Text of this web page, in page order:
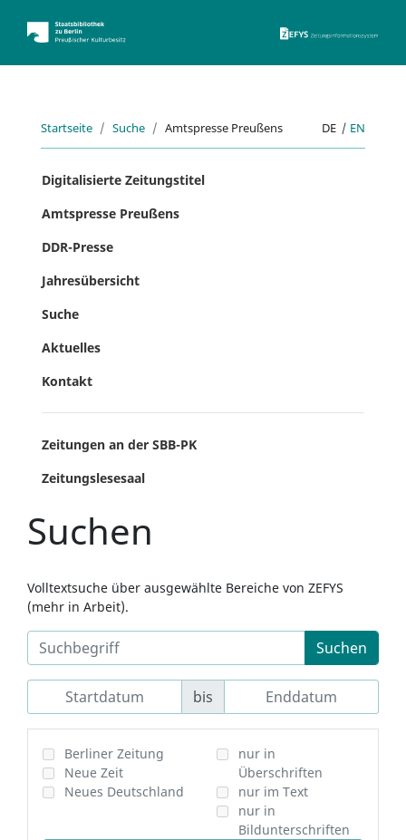
Startseite Suche Amtspresse Preußens DE | EN
Digitalisierte Zeitungstitel
Amtspresse Preußens
DDR-Presse
Jahresübersicht
Suche
Aktuelles
Kontakt
Zeitungen an der SBB-PK
Zeitungslesesaal
Suchen
Volltextsuche über ausgewählte Bereiche von ZEFYS
(mehr in Arbeit).
Suchen
bis
Berliner Zeitung
Neue Zeit
Neues Deutschland
nur in
Überschriften
nur im Text
nur in
Bildunterschriften